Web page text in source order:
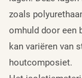
zoals
omhuld door een
kan variëren van
houtcomposiet.